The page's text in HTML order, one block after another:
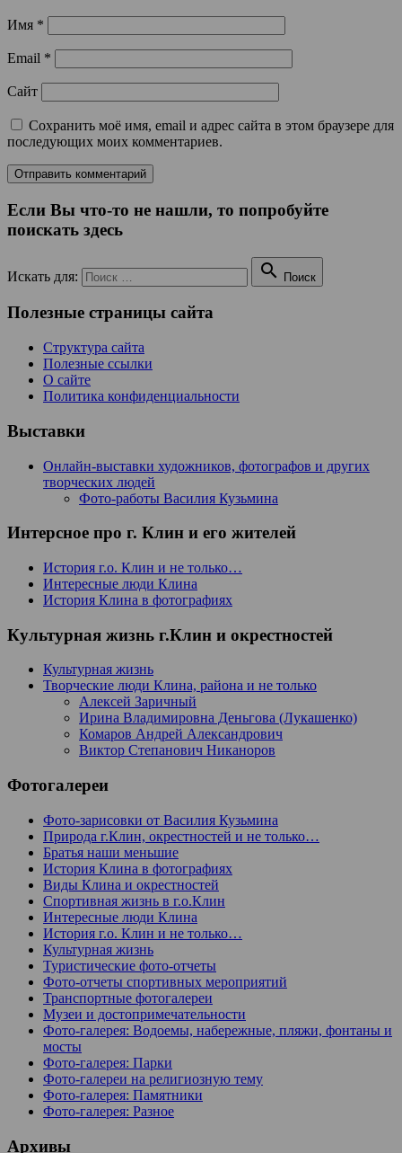
Имя *
Email *
Сайт
Сохранить моё имя, email и адрес сайта в этом браузере для
последующих моих комментариев.
Если Вы что-то не нашли, то попробуйте
поискать здесь
Искать для:  Поиск
Полезные страницы сайта
Структура сайта
Полезные ссылки
О сайте
Политика конфиденциальности
Выставки
Онлайн-выставки художников, фотографов и других
творческих людей
Фото-работы Василия Кузьмина
Интерсное про г. Клин и его жителей
История г.о. Клин и не только…
Интересные люди Клина
История Клина в фотографиях
Культурная жизнь г.Клин и окрестностей
Культурная жизнь
Творческие люди Клина, района и не только
Алексей Заричный
Ирина Владимировна Деньгова (Лукашенко)
Комаров Андрей Александрович
Виктор Степанович Никаноров
Фотогалереи
Фото-зарисовки от Василия Кузьмина
Природа г.Клин, окрестностей и не только…
Братья наши меньшие
История Клина в фотографиях
Виды Клина и окрестностей
Спортивная жизнь в г.о.Клин
Интересные люди Клина
История г.о. Клин и не только…
Культурная жизнь
Туристические фото-отчеты
Фото-отчеты спортивных мероприятий
Транспортные фотогалереи
Музеи и достопримечательности
Фото-галерея: Водоемы, набережные, пляжи, фонтаны и
мосты
Фото-галерея: Парки
Фото-галереи на религиозную тему
Фото-галерея: Памятники
Фото-галерея: Разное
Архивы